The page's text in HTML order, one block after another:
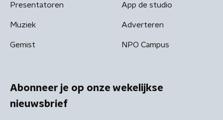
Presentatoren
Muziek
Gemist
App de studio
Adverteren
NPO Campus
Abonneer je op onze wekelijkse
nieuwsbrief